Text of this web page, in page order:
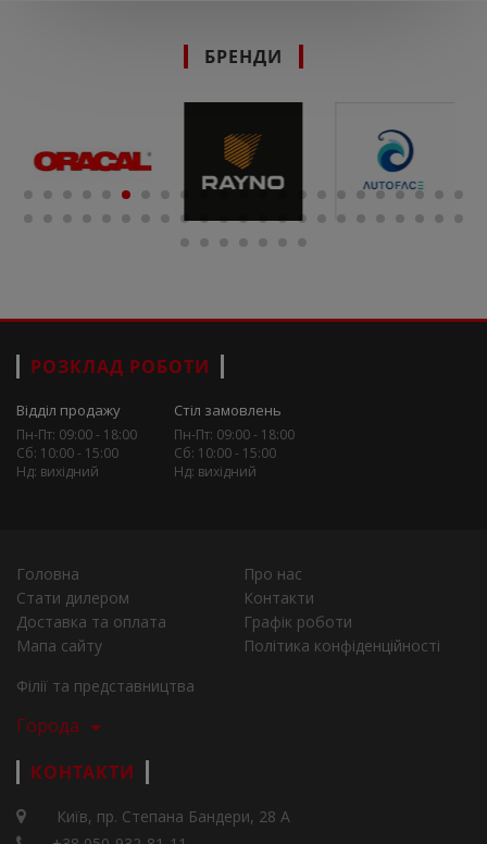
БРЕНДИ
РОЗКЛАД РОБОТИ
Відділ продажу
Пн-Пт: 09:00 - 18:00
Сб: 10:00 - 15:00
Нд: вихідний
Стіл замовлень
Пн-Пт: 09:00 - 18:00
Сб: 10:00 - 15:00
Нд: вихідний
Головна
Про нас
Стати дилером
Контакти
Доставка та оплата
Графік роботи
Мапа сайту
Політика конфіденційності
Філії та представництва
Города
КОНТАКТИ
Київ, пр. Степана Бандери, 28 А